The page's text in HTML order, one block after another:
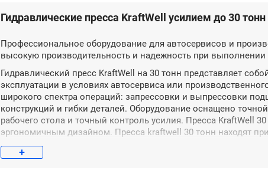
Гидравлические пресса KraftWell усилием до 30 тонн
Профессиональное оборудование для автосервисов и
высокую производительность и надежность при
Гидравлический пресс KraftWell на 30 тонн представляет
эксплуатации в условиях автосервиса или
широкого спектра операций: запрессовки и выпрессовки
конструкций и гибки деталей. Оборудование оснащено
рабочего стола и точный контроль усилия. Пресса KraftWell
эргономичным дизайном. Пресса kraftwell 30 тонн находят
предприятиях, ремонтных мастерских и других организациях,
мощности.
+